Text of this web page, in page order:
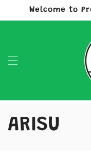
跳至內容
Welcome to
商
ARISU